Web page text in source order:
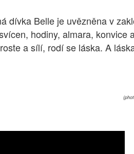
dívka Belle je uvězněna v
hodiny, almara,
a sílí, rodí se láska. A